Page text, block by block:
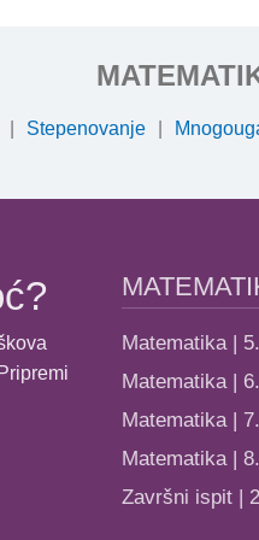
Stepenovanje
Matematika |
Matematika |
Matematika |
Matematika |
Završni ispit |